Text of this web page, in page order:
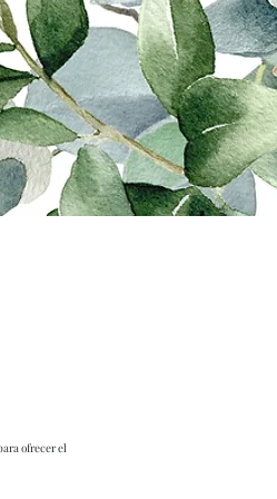
ofrecer el